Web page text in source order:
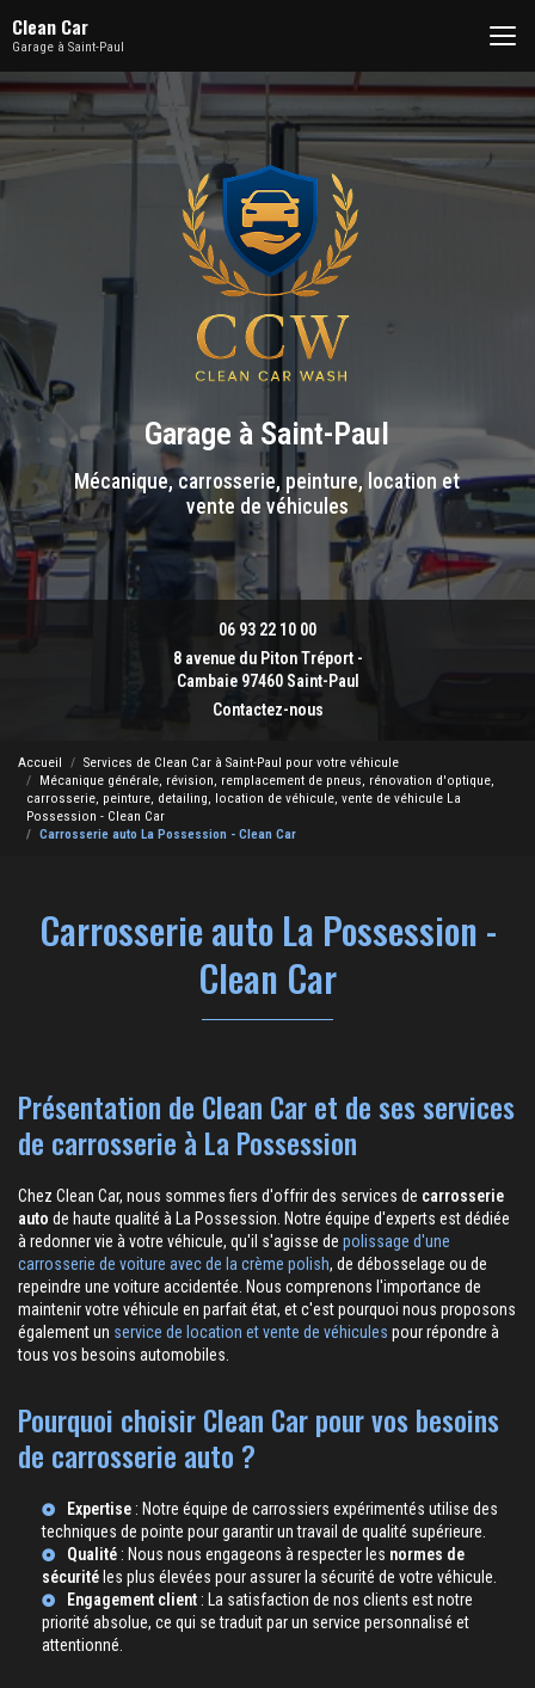
au
contenu
principal
Clean Car
Garage à Saint-Paul
Garage à Saint-Paul
Mécanique, carrosserie, peinture, location et
vente de véhicules
06 93 22 10 00
8 avenue du Piton Tréport -
Cambaie 97460 Saint-Paul
Contactez-nous
Accueil
Services de Clean Car à Saint-Paul pour votre véhicule
Mécanique générale, révision, remplacement de pneus, rénovation d'optique,
carrosserie, peinture, detailing, location de véhicule, vente de véhicule La
Possession - Clean Car
Carrosserie auto La Possession - Clean Car
Carrosserie auto La Possession -
Clean Car
Présentation de Clean Car et de ses services
de carrosserie à La Possession
Chez Clean Car, nous sommes fiers d'offrir des services de carrosserie
auto de haute qualité à La Possession. Notre équipe d'experts est dédiée
à redonner vie à votre véhicule, qu'il s'agisse de polissage d'une
carrosserie de voiture avec de la crème polish, de débosselage ou de
repeindre une voiture accidentée. Nous comprenons l'importance de
maintenir votre véhicule en parfait état, et c'est pourquoi nous proposons
également un service de location et vente de véhicules pour répondre à
tous vos besoins automobiles.
Pourquoi choisir Clean Car pour vos besoins
de carrosserie auto ?
Expertise : Notre équipe de carrossiers expérimentés utilise des
techniques de pointe pour garantir un travail de qualité supérieure.
Qualité : Nous nous engageons à respecter les normes de
sécurité les plus élevées pour assurer la sécurité de votre véhicule.
Engagement client : La satisfaction de nos clients est notre
priorité absolue, ce qui se traduit par un service personnalisé et
attentionné.